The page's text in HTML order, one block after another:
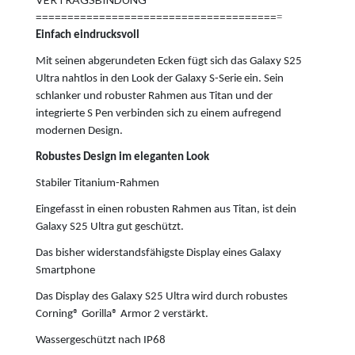
=======================================
Einfach eindrucksvoll
Mit seinen abgerundeten Ecken fügt sich das Galaxy S25
Ultra nahtlos in den Look der Galaxy S-Serie ein. Sein
schlanker und robuster Rahmen aus Titan und der
integrierte S Pen verbinden sich zu einem aufregend
modernen Design.
Robustes Design im eleganten Look
Stabiler Titanium-Rahmen
Eingefasst in einen robusten Rahmen aus Titan, ist dein
Galaxy S25 Ultra gut geschützt.
Das bisher widerstandsfähigste Display eines Galaxy
Smartphone
Das Display des Galaxy S25 Ultra wird durch robustes
Corning® Gorilla® Armor 2 verstärkt.
Wassergeschützt nach IP68